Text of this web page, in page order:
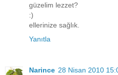
güzelim lezzet?
:)
ellerinize sağlık.
Yanıtla
Narince 28 Nisan 2010